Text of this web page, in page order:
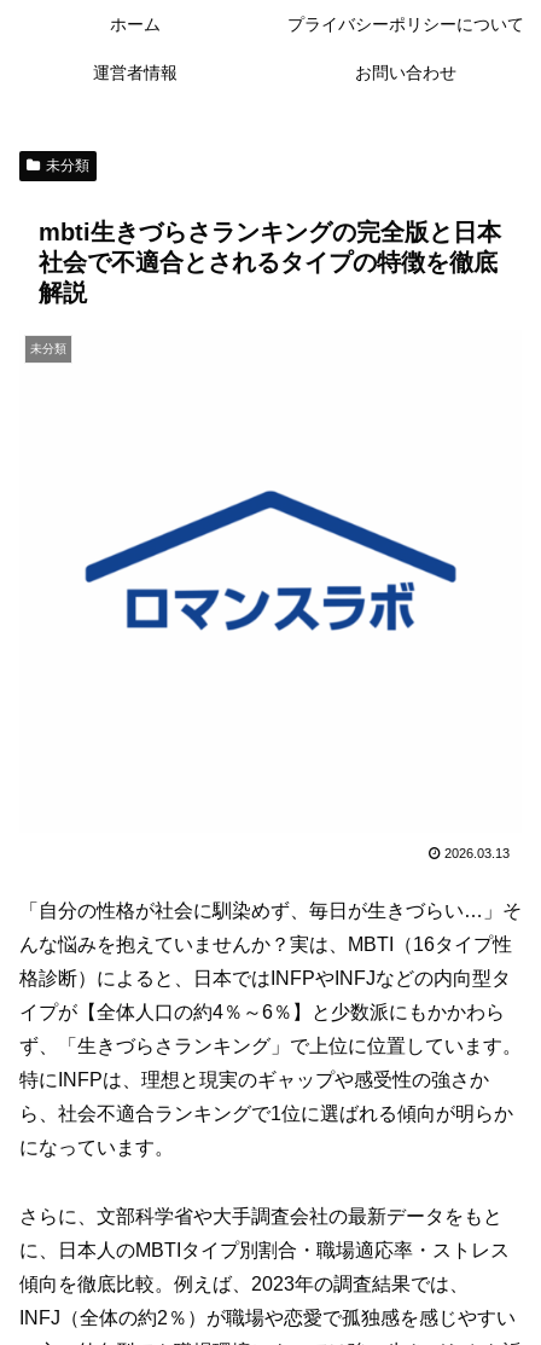
ホーム プライバシーポリシーについて
運営者情報 お問い合わせ
未分類
mbti生きづらさランキングの完全版と日本
社会で不適合とされるタイプの特徴を徹底
解説
未分類
2026.03.13
「自分の性格が社会に馴染めず、毎日が生きづらい…」そ
んな悩みを抱えていませんか？実は、MBTI（16タイプ性
格診断）によると、日本ではINFPやINFJなどの内向型タ
イプが【全体人口の約4％～6％】と少数派にもかかわら
ず、「生きづらさランキング」で上位に位置しています。
特にINFPは、理想と現実のギャップや感受性の強さか
ら、社会不適合ランキングで1位に選ばれる傾向が明らか
になっています。
さらに、文部科学省や大手調査会社の最新データをもと
に、日本人のMBTIタイプ別割合・職場適応率・ストレス
傾向を徹底比較。例えば、2023年の調査結果では、
INFJ（全体の約2％）が職場や恋愛で孤独感を感じやすい